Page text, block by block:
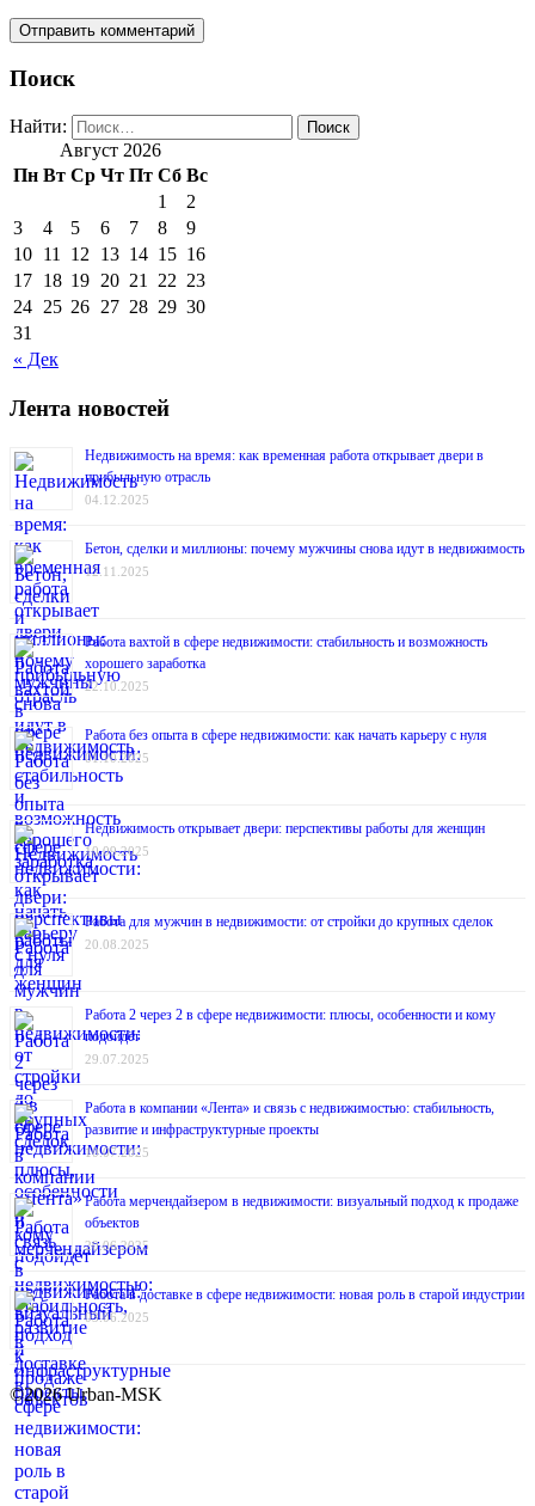
Поиск
Найти:
Август 2026
Пн Вт Ср Чт Пт Сб Вс
« Дек
1
2
3
4 5 6 7 8
9
10 11 12 13 14 15 16
17 18 19 20 21 22 23
24 25 26 27 28 29 30
31
Лента новостей
Недвижимость на время: как временная работа открывает двери в
прибыльную отрасль
04.12.2025
Бетон, сделки и миллионы: почему мужчины снова идут в недвижимость
12.11.2025
Работа вахтой в сфере недвижимости: стабильность и возможность
хорошего заработка
22.10.2025
Работа без опыта в сфере недвижимости: как начать карьеру с нуля
01.10.2025
Недвижимость открывает двери: перспективы работы для женщин
10.09.2025
Работа для мужчин в недвижимости: от стройки до крупных сделок
20.08.2025
Работа 2 через 2 в сфере недвижимости: плюсы, особенности и кому
подойдёт
29.07.2025
Работа в компании «Лента» и связь с недвижимостью: стабильность,
развитие и инфраструктурные проекты
10.07.2025
Работа мерчендайзером в недвижимости: визуальный подход к продаже
объектов
20.06.2025
Работа в доставке в сфере недвижимости: новая роль в старой индустрии
03.06.2025
©2026 Urban-MSK